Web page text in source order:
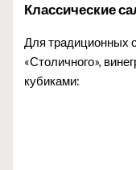
Классические
Для традиционных
«Столичного»,
кубиками: